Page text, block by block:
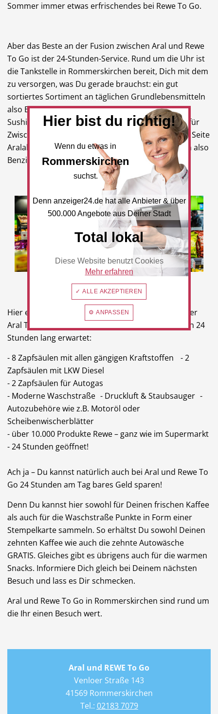
Sommer immer etwas erfrischendes bei Rewe To Go.
Aber das Beste an der Fusion zwischen Aral und Rewe
To Go ist der 24-Stunden-Service. Rund um die Uhr ist
die Tankstelle in Rommerskirchen bereit, Dich mit dem
zu versorgen, was Du gerade brauchst: ein gut
sortiertes Sortiment an täglichen Grundlebensmitteln
also Brot, Aufschnitt, Käse Marmelade, aber auch
Sushi, Sandwiches, Wraps also den kleinen Snack für
Zwischendurch. . Natürlich bietet auf der anderen Seite
Aralalle gängigen Produkte einer Tankstelle mithin also
Benzin, Öl, Druckluft und Autoservices.
Hier eine kleine Zusammenfassung was dich auf der
Aral Tankstelle mit Rewe To Go in Rommerskirchen 24
Stunden lang erwartet:
- 8 Zapfsäulen mit allen gängigen Kraftstoffen - 2
Zapfsäulen mit LKW Diesel
- 2 Zapfsäulen für Autogas
- Moderne Waschstraße - Druckluft & Staubsauger -
Autozubehöre wie z.B. Motoröl oder
Scheibenwischerblätter
- über 10.000 Produkte Rewe – ganz wie im Supermarkt
- 24 Stunden geöffnet!
Ach ja – Du kannst natürlich auch bei Aral und Rewe To
Go 24 Stunden am Tag bares Geld sparen!
Denn Du kannst hier sowohl für Deinen frischen Kaffee
als auch für die Waschstraße Punkte in Form einer
Stempelkarte sammeln. So erhältst Du sowohl Deinen
zehnten Kaffee wie auch die zehnte Autowäsche
GRATIS. Gleiches gibt es übrigens auch für die warmen
Snacks. Informiere Dich gleich bei Deinem nächsten
Besuch und lass es Dir schmecken.
Aral und Rewe To Go in Rommerskirchen sind rund um
die Ihr einen Besuch wert.
Aral und REWE To Go
Venloer Straße 143
41569 Rommerskirchen
Tel.: 02183 7079
Hier bist du richtig!
Wenn du etwas in
Rommerskirchen
suchst.
Denn anzeiger24.de hat alle Anbieter & über
500.000 Angebote aus Deiner Stadt
Total lokal
Diese Website benutzt Cookies
Mehr erfahren
✓ ALLE AKZEPTIEREN
⚙ ANPASSEN